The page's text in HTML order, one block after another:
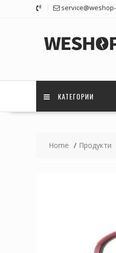
КАТЕГОРИИ
Home Продукти